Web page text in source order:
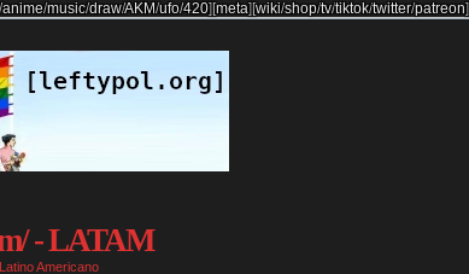
anime/music/draw/AKM/ufo/420] [meta][wiki/shop/tv/tiktok/twitter/patreon]
- LATAM
Latino Americano